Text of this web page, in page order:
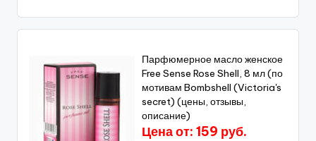
Парфюмерное масло женское
Free Sense Rose Shell, 8 мл (по
мотивам Bombshell (Victoria's
secret) (цены, отзывы,
описание)
Цена от: 159 руб.